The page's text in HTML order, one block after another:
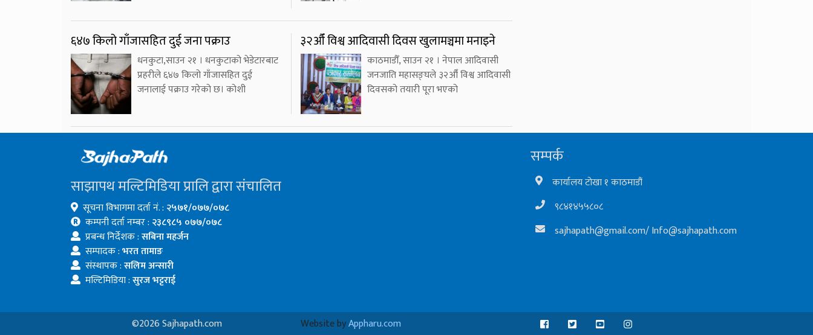
६४७ किलो गाँजासहित दुई जना पक्राउ
धनकुटा,साउन २१ । धनकुटाको भेडेटारबाट
प्रहरीले ६४७ किलो गाँजासहित दुई
जनालाई पक्राउ गरेको छ। कोशी
३२औँ विश्व आदिवासी दिवस खुलामञ्चमा मनाइने
काठमाडौँ, साउन २१ । नेपाल आदिवासी
जनजाति महासङ्घले ३२औँ विश्व आदिवासी
दिवसको तयारी पूरा भएको
साझापथ मल्टिमिडिया प्रालि द्वारा संचालित
सूचना विभागमा दर्ता नं. : २५७१/०७७/०७८
कम्पनी दर्ता नम्बर : २३८९८५ ०७७/०७८
प्रबन्ध निर्देशक :सबिना महर्जन
सम्पादक :भरत तामाङ
संस्थापक :सलिम अन्सारी
मल्टिमिडिया :सुरज भट्टराई
सम्पर्क
कार्यालय टोखा १ काठमाडौं
९८४१४५५८०८
sajhapath@gmail.com/Info@sajhapath.com
©2026 Sajhapath.com Website byAppharu.com